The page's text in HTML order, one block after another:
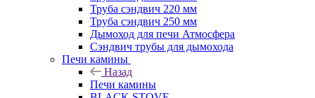
Труба сэндвич 220 мм
Труба сэндвич 250 мм
Дымоход для печи Атмосфера
Сэндвич трубы для дымохода
Печи камины
Назад
Печи камины